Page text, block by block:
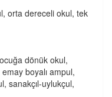
orta dereceli okul, tek
dönük okul,
emay boyalı ampul,
sanakçıl-uylukçul,